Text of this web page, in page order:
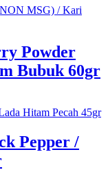
Powder
Bubuk 60gr
Pepper /